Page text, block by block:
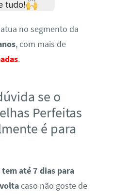
no segmento da
, com mais de
.
se o
Perfeitas
é para
tem até 7 dias para
caso não goste de